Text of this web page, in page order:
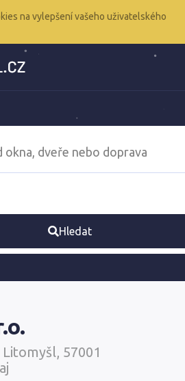
na vylepšení vašeho uživatelského
Hledat
Litomyšl, 57001